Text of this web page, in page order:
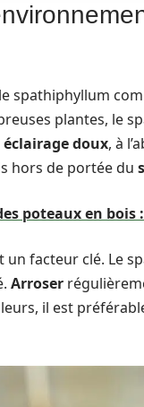
spathiphyllum
plantes, le
éclairage doux, à
hors de portée du
poteaux en
un facteur clé. Le
Arroser
il est